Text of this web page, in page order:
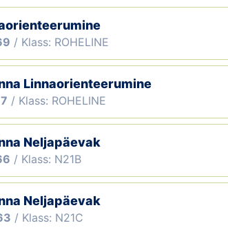
/ Klass: ROHELINE
Linnaorienteerumine
/ Klass: ROHELINE
Neljapäevak
/ Klass: N21B
Neljapäevak
/ Klass: N21C